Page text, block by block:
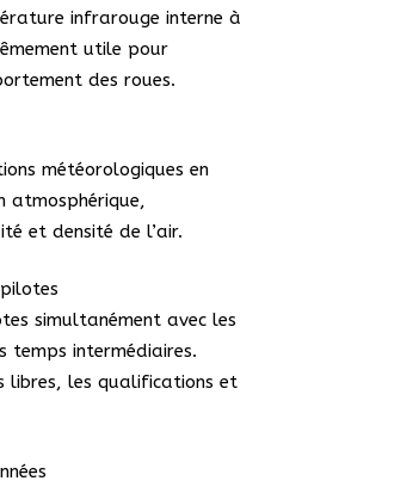
infrarouge interne à
utile pour
des roues.
météorologiques en
atmosphérique,
et densité de l’air.
simultanément avec les
temps intermédiaires.
libres, les qualifications et